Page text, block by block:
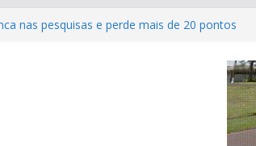
nas pesquisas e perde mais de 20 pontos
agrícolas revolucionam atendimento aos
Centro-Oeste
Unidos perderam as últimas três grandes guerras
parabeniza Federação e reafirma apoio total
chácaras